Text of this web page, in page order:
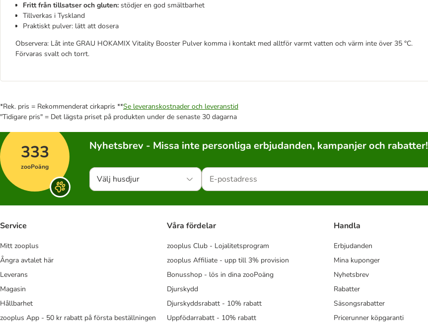
Fritt från tillsatser och gluten: stödjer en god smältbarhet
Tillverkas i Tyskland
Praktiskt pulver: lätt att dosera
Observera: Låt inte GRAU HOKAMIX Vitality Booster Pulver komma i kontakt med alltför varmt vatten och värm inte över 35 °C.
Förvaras svalt och torrt.
*Rek. pris = Rekommenderat cirkapris **Se leveranskostnader och leveranstid
"Tidigare pris" = Det lägsta priset på produkten under de senaste 30 dagarna
333
zooPoäng
Nyhetsbrev - Missa inte personliga erbjudanden, kampanjer och rabatter!
Välj husdjur
Service
Mitt zooplus
Ångra avtalet här
Leverans
Magasin
Hållbarhet
zooplus App - 50 kr rabatt på första beställningen
Våra fördelar
zooplus Club - Lojalitetsprogram
zooplus Affiliate - upp till 3% provision
Bonusshop - lös in dina zooPoäng
Djurskydd
Djurskyddsrabatt - 10% rabatt
Uppfödarrabatt - 10% rabatt
Handla
Erbjudanden
Mina kuponger
Nyhetsbrev
Rabatter
Säsongsrabatter
Pricerunner köpgaranti